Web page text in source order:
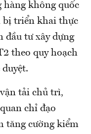
hàng không quốc
bị triển khai thực
đầu tư xây dựng
theo quy hoạch
tải chủ trì,
chỉ đạo
tăng cường kiểm